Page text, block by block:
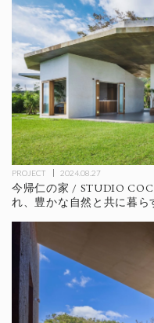
PROJECT 2024.08.27
今帰仁の家 / STUDIO
れ、豊かな自然と共に暮ら